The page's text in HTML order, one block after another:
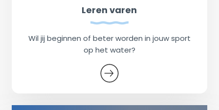
Leren varen
Wil jij beginnen of beter worden in jouw sport
op het water?